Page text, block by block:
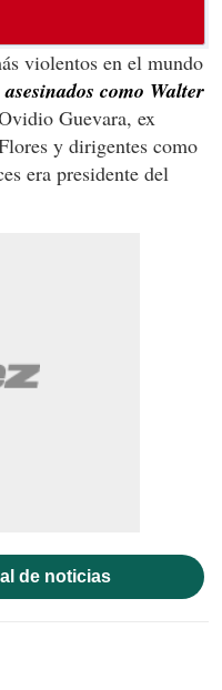
violentos en el mundo
como Walter
Guevara, ex
y dirigentes como
era presidente del
de noticias